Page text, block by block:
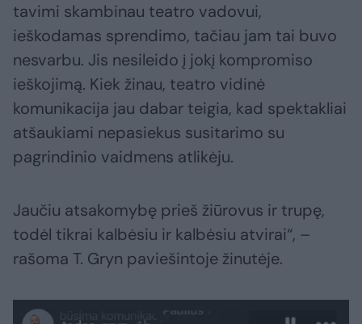
tavimi skambinau teatro vadovui,
ieškodamas sprendimo, tačiau jam tai buvo
nesvarbu. Jis nesileido į jokį kompromiso
ieškojimą. Kiek žinau, teatro vidinė
komunikacija jau dabar teigia, kad spektakliai
atšaukiami nepasiekus susitarimo su
pagrindinio vaidmens atlikėju.
Jaučiu atsakomybę prieš žiūrovus ir trupę,
todėl tikrai kalbėsiu ir kalbėsiu atvirai“, –
rašoma T. Gryn paviešintoje žinutėje.